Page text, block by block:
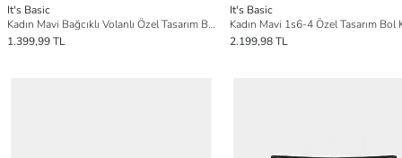
It's Basic
Kadın Mavi Bağcıklı Volanlı Özel Tasarım Büstiyer
1.399,99 TL
It's Basic
2.199,98 TL